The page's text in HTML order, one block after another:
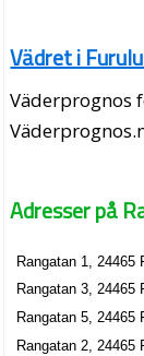
Vädret i
Väderprognos
Adresser på
Rangatan 1, 24465
Rangatan 3, 24465
Rangatan 5, 24465
Rangatan 2, 24465